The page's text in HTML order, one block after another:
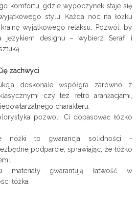
komfortu, gdzie wypoczynek staje się
stylu. Każda noc na łóżku
wyjątkowego relaksu. Pozwól, by
językiem designu – wybierz Serafi i
zachwyci
doskonale współgra zarówno z
czy tez retro aranżacjami,
charakteru.
pozwoli Ci dopasować łózko
nóżki to gwarancja solidności -
podparcie, sprawiając, że łóżko
materiały gwarantują łatwość w
łóżka.